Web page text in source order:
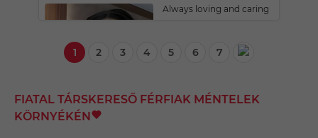
Always loving and caring
1 2 3 4 5 6 7
FIATAL TÁRSKERESŐ FÉRFIAK MÉNTELEK
KÖRNYÉKÉN